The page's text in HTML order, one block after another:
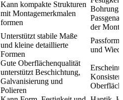
Kann kompakte Strukturen
mit Montagemerkmalen
formen
der
Unterstützt stabile Maße
und kleine detaillierte
Formen
und
Gute Oberflächenqualität
unterstützt Beschichtung,
Galvanisierung und
Polieren